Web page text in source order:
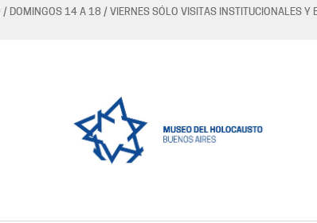
DOMINGOS 14 A 18 / VIERNES SÓLO VISITAS INSTITUCIONALES Y